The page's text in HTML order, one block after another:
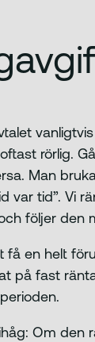
rörlig.
Man
var tid”. Vi
följer den
få en helt
på fast
Om den